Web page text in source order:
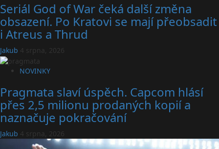
Seriál God of War čeká další změna
obsazení. Po Kratovi se mají přeobsadit
i Atreus a Thrud
Jakub 4 srpna, 2026
NOVINKY
Pragmata slaví úspěch. Capcom hlásí
přes 2,5 milionu prodaných kopií a
naznačuje pokračování
Jakub 4 srpna, 2026